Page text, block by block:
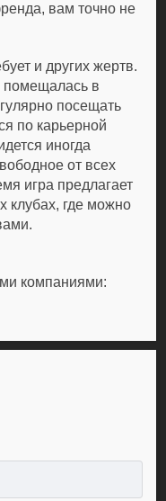
вам точно не
и других жертв.
в
посещать
по карьерной
иногда
от всех
игра предлагает
клубах, где можно
компаниями: